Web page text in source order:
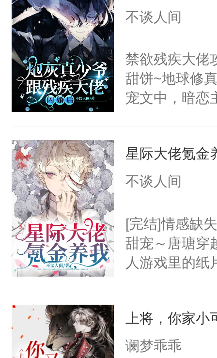
致富奔小康。
隶。小奴隶吃
气大能干活，
提供暖呼呼毛
没想到几年后
甜宠养成+种
统（金手指
不谈人间
禁欲残疾大佬
甜饼~地球修
宠文中，暗恋
在内的优质男
算计主角受失
少爷？钱钱
家不可能选你
们可以补偿你
士的迟冬：没
你算什么东
谁？主角攻
爱迟冬：五百
星际大佬氪金
不谈人间
[完结]情感缺
甜宠～唐瑭穿
人游戏里的纸
料上架第二天
际大反派抽中
上将，你家
谰梦乖乖